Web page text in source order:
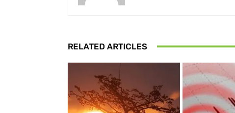
RELATED ARTICLES